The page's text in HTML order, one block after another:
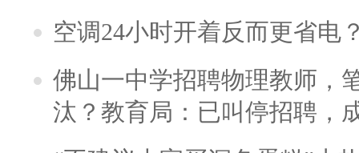
空调24小时开着反而更省电
佛山一中学招聘物理教师，
汰？教育局：已叫停招聘，